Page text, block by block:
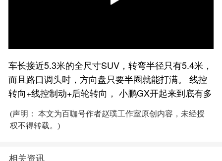
车长接近5.3米的全尺寸SUV，转弯半径只有5.4米，
而且路口调头时，方向盘只要半圈就能打满。 线控
转向+线控制动+后轮转向， 小鹏GX开起来到底有多
(声明： 本文为百咖号作者赵璞工作室原创内容，未经授
权不得转载。)
相关资讯